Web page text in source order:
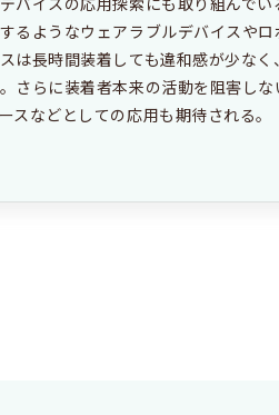
バイスの応用探索にも取り組んで
るようなウェアラブルデバイスや
は長時間装着しても違和感が少な
さらに装着者本来の活動を阻害し
スなどとしての応用も期待される。